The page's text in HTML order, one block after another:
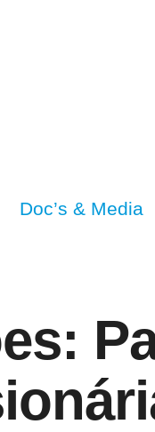
Doc’s & Media